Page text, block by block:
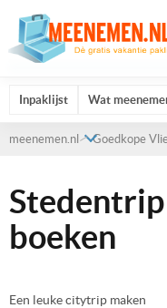
Inpaklijst Wat
meenemen.nl Goedkope
boeken
Een leuke citytrip maken